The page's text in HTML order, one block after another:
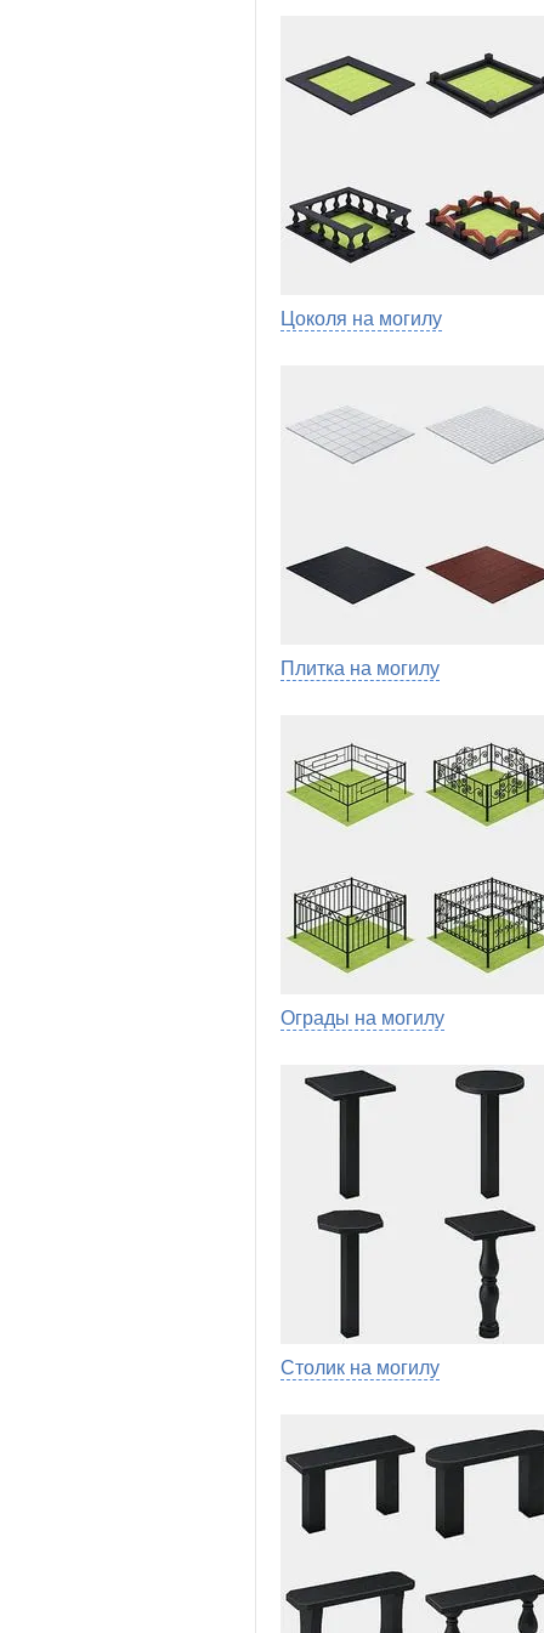
Цоколя на могилу
Плитка на могилу
Ограды на могилу
Столик на могилу